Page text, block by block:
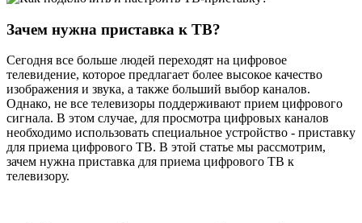
Зачем нужна приставка к ТВ?
Сегодня все больше людей переходят на цифровое
телевидение, которое предлагает более высокое качество
изображения и звука, а также больший выбор каналов.
Однако, не все телевизоры поддерживают прием цифрового
сигнала. В этом случае, для просмотра цифровых каналов
необходимо использовать специальное устройство - приставку
для приема цифрового ТВ. В этой статье мы рассмотрим,
зачем нужна приставка для приема цифрового ТВ к
телевизору.